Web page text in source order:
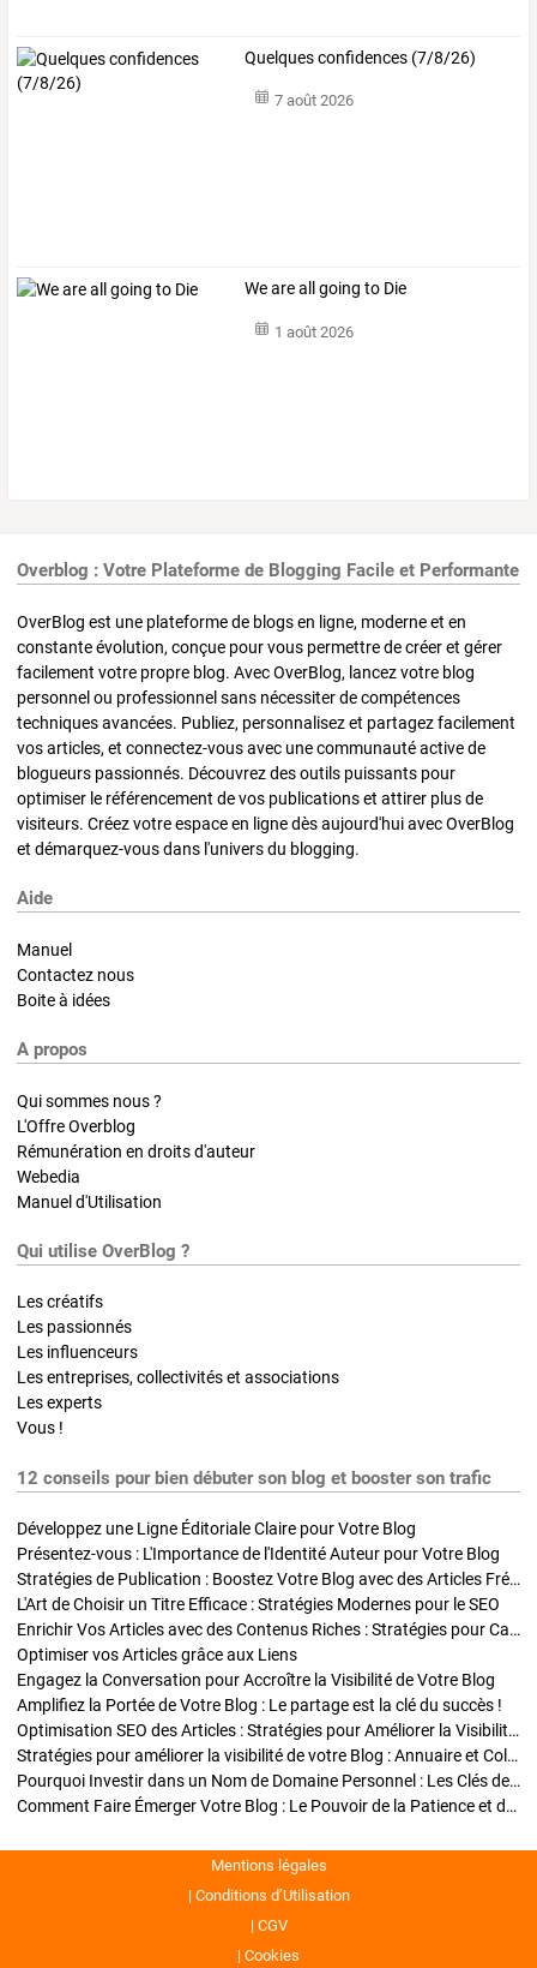
Quelques confidences (7/8/26)
7 août 2026
We are all going to Die
1 août 2026
Overblog : Votre Plateforme de Blogging Facile et Performante
OverBlog est une plateforme de blogs en ligne, moderne et en
constante évolution, conçue pour vous permettre de créer et gérer
facilement votre propre blog. Avec OverBlog, lancez votre blog
personnel ou professionnel sans nécessiter de compétences
techniques avancées. Publiez, personnalisez et partagez facilement
vos articles, et connectez-vous avec une communauté active de
blogueurs passionnés. Découvrez des outils puissants pour
optimiser le référencement de vos publications et attirer plus de
visiteurs. Créez votre espace en ligne dès aujourd'hui avec OverBlog
et démarquez-vous dans l'univers du blogging.
Aide
Manuel
Contactez nous
Boite à idées
A propos
Qui sommes nous ?
L'Offre Overblog
Rémunération en droits d'auteur
Webedia
Manuel d'Utilisation
Qui utilise OverBlog ?
Les créatifs
Les passionnés
Les influenceurs
Les entreprises, collectivités et associations
Les experts
Vous !
12 conseils pour bien débuter son blog et booster son trafic
Développez une Ligne Éditoriale Claire pour Votre Blog
Présentez-vous : L'Importance de l'Identité Auteur pour Votre Blog
Stratégies de Publication : Boostez Votre Blog avec des Articles Fréquents et Exclusifs
L'Art de Choisir un Titre Efficace : Stratégies Modernes pour le SEO
Enrichir Vos Articles avec des Contenus Riches : Stratégies pour Captiver et Optimiser
Optimiser vos Articles grâce aux Liens
Engagez la Conversation pour Accroître la Visibilité de Votre Blog
Amplifiez la Portée de Votre Blog : Le partage est la clé du succès !
Optimisation SEO des Articles : Stratégies pour Améliorer la Visibilité de Votre Blog
Stratégies pour améliorer la visibilité de votre Blog : Annuaire et Collaborations
Pourquoi Investir dans un Nom de Domaine Personnel : Les Clés de la Réussite de Votre Blog
Comment Faire Émerger Votre Blog : Le Pouvoir de la Patience et de la Persévérance
Mentions légales
Conditions d’Utilisation
CGV
Cookies